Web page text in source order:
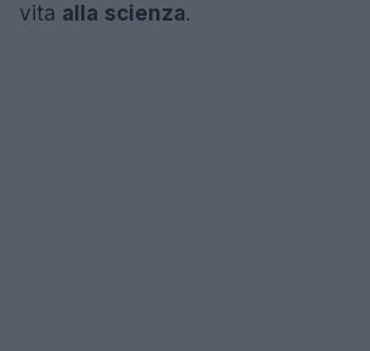
vita alla scienza.